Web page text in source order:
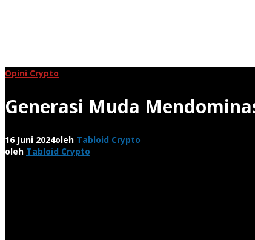
Opini Crypto
Generasi Muda
16 Juni 2024oleh Tabloid Crypto
oleh Tabloid Crypto